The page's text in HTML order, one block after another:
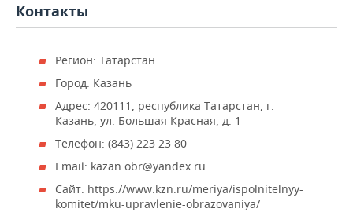
Контакты
Регион: Татарстан
Город: Казань
Адрес: 420111, республика Татарстан, г.
Казань, ул. Большая Красная, д. 1
Телефон: (843) 223 23 80
Email: kazan.obr@yandex.ru
Сайт: https://www.kzn.ru/meriya/ispolnitelnyy-
komitet/mku-upravlenie-obrazovaniya/